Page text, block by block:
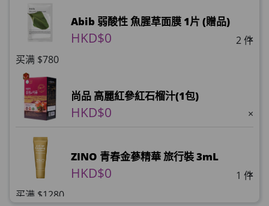
2 件
Abib 弱酸性 魚腥草面膜 1片 (贈品)
HKD$0
×
买满 $780
1 件
尚品 高麗紅參紅石榴汁(1包)
HKD$0 ×
ZINO 青春金蔘精華 旅行裝 3mL
HKD$0
×
买满 $1280